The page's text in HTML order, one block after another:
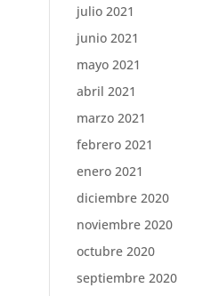
julio 2021
junio 2021
mayo 2021
abril 2021
marzo 2021
febrero 2021
enero 2021
diciembre 2020
noviembre 2020
octubre 2020
septiembre 2020